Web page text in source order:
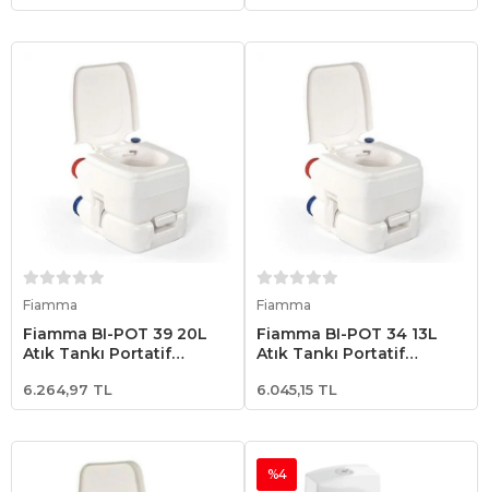
Fiamma
Fiamma BI-POT 39 20L
Atık Tankı Portatif
6.264,97 TL
Fiamma
Fiamma BI-POT 34 13L
Atık Tankı Portatif
6.045,15 TL
%4